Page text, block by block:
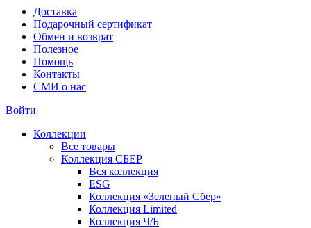
Доставка
Подарочный сертификат
Обмен и возврат
Полезное
Помощь
Контакты
СМИ о нас
Войти
Коллекции
Все товары
Коллекция СБЕР
Вся коллекция
ESG
Коллекция «Зеленый Сбер»
Коллекция Limited
Коллекция Ч/Б